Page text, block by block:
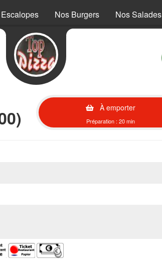
Nos Burgers Nos Salades
À emporter
Préparation : 20 min